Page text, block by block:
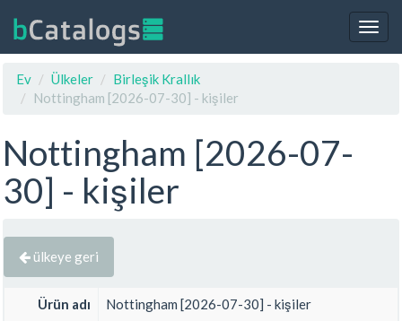
Ev
Ülkeler
Birleşik Krallık
Nottingham [2026-07-30] - kişiler
Nottingham [2026-07-
30] - kişiler
ülkeye geri
Ürün adı Nottingham [2026-07-30] - kişiler